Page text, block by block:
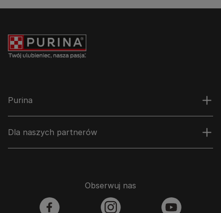
Purina
Dla naszych partnerów
Obserwuj nas